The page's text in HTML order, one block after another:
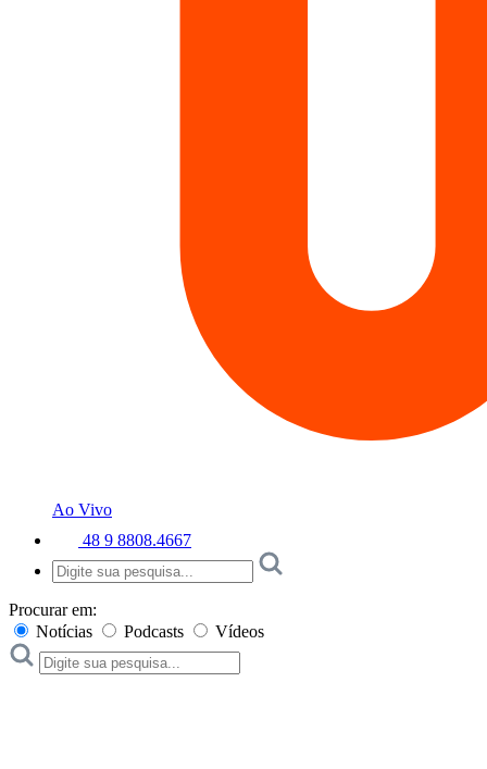
Ao Vivo
48 9 8808.4667
Procurar em:
Notícias
Podcasts Vídeos